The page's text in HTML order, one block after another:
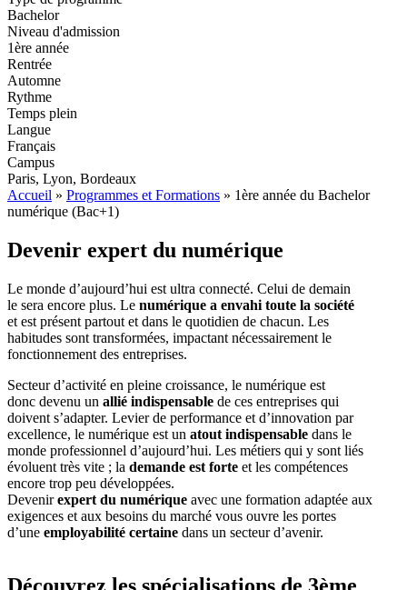
Bachelor
Niveau d'admission
1ère année
Rentrée
Automne
Rythme
Temps plein
Langue
Français
Campus
Paris, Lyon, Bordeaux
Accueil » Programmes et Formations » 1ère année du Bachelor
numérique (Bac+1)
Devenir expert du numérique
Le monde d’aujourd’hui est ultra connecté. Celui de demain
le sera encore plus. Le numérique a envahi toute la société
et est présent partout et dans le quotidien de chacun. Les
habitudes sont transformées, impactant nécessairement le
fonctionnement des entreprises.
Secteur d’activité en pleine croissance, le numérique est
donc devenu un allié indispensable de ces entreprises qui
doivent s’adapter. Levier de performance et d’innovation par
excellence, le numérique est un atout indispensable dans le
monde professionnel d’aujourd’hui. Les métiers qui y sont liés
évoluent très vite ; la demande est forte et les compétences
encore trop peu développées.
Devenirexpert du numérique avec une formation adaptée aux
exigences et aux besoins du marché vous ouvre les portes
d’une employabilité certaine dans un secteur d’avenir.
Découvrez les spécialisations de 3ème